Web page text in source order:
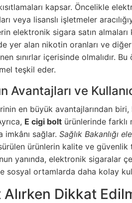
kapsar. Öncelikle
veya lisanslı işletmeler
elektronik sigara satın almaları
yer alan nikotin oranları ve diğer
sınırlar içerisinde olmalıdır. Bu
teşkil eder.
Avantajları ve
en büyük avantajlarından
E cigi bolt ürünlerinde farklı
imkânı sağlar. Sağlık Bakanlığı
ürünlerin kalite ve
yanında, elektronik sigaralar
sosyal ortamlarda daha kolay
Dikkat